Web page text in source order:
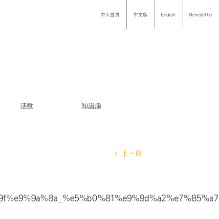
中大首頁 中文版 English Newsletter
活動 知識庫
上一頁